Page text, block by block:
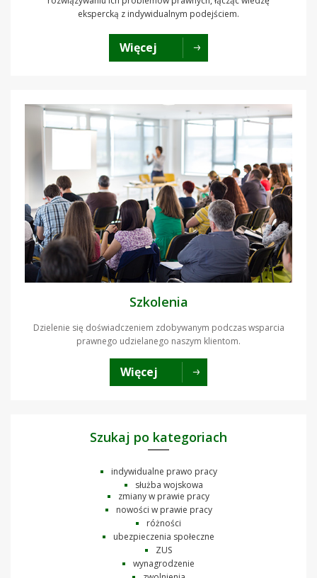
ekspercką z indywidualnym podejściem.
Więcej
Szkolenia
Dzielenie się doświadczeniem zdobywanym podczas wsparcia
prawnego udzielanego naszym klientom.
Więcej
Szukaj po kategoriach
indywidualne prawo pracy
służba wojskowa
zmiany w prawie pracy
nowości w prawie pracy
różności
ubezpieczenia społeczne
ZUS
wynagrodzenie